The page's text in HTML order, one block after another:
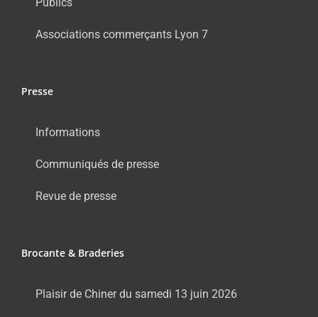
Associations commerçants Lyon 7
Presse
Informations
Communiqués de presse
Revue de presse
Brocante & Braderies
Plaisir de Chiner du samedi 13 juin 2026